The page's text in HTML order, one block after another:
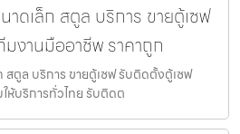
ดเล็ก สตูล บริการ ขายตู้เซฟ
งานมืออาชีพ ราคาถูก
สตูล บริการ ขายตู้เซฟ รับติดตั้งตู้เซฟ
ห้บริการทั่วไทย รับติดต